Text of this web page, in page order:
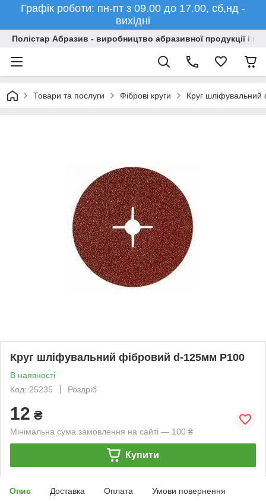
Графік роботи: пн-пт з 09.00 до 17.00, сб,нд -
вихідні
Полістар Абразив - виробництво абразивної продукції і
Товари та послуги Фіброві круги Круг
Круг шліфувальний фібровий d-125мм Р100
В наявності
Код: 25235
Роздріб
12 ₴
Мінімальна сума замовлення на сайті — 100 ₴
Купити
Опис Доставка Оплата Умови повернення